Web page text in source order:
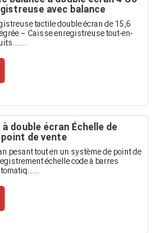
avec balance
tactile double écran de 15,6
– Caisse enregistreuse tout-en-
double écran Échelle de
de vente
pesant tout en un système de point de
échelle code à barres